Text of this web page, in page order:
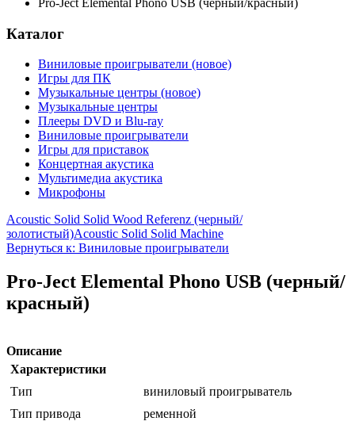
Pro-Ject Elemental Phono USB (черный/красный)
Каталог
Виниловые проигрыватели (новое)
Игры для ПК
Музыкальные центры (новое)
Музыкальные центры
Плееры DVD и Blu-ray
Виниловые проигрыватели
Игры для приставок
Концертная акустика
Мультимедиа акустика
Микрофоны
Acoustic Solid Solid Wood Referenz (черный/
золотистый)Acoustic Solid Solid Machine
Вернуться к: Виниловые проигрыватели
Pro-Ject Elemental Phono USB (черный/
красный)
Описание
Характеристики
Тип
виниловый проигрыватель
Тип привода
ременной